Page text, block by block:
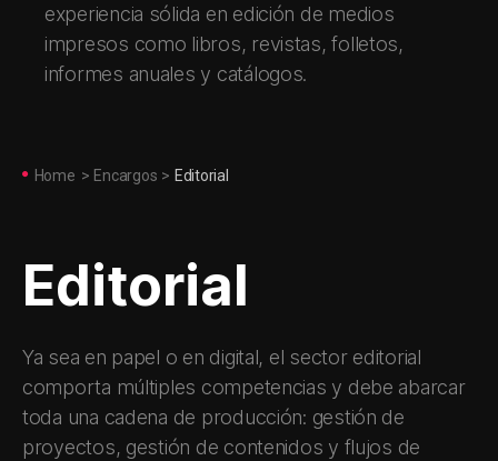
experiencia sólida en edición de medios
impresos como libros, revistas, folletos,
informes anuales y catálogos.
Home > Encargos > Editorial
Editorial
Ya sea en papel o en digital, el sector editorial
comporta múltiples competencias y debe abarcar
toda una cadena de producción: gestión de
proyectos, gestión de contenidos y flujos de